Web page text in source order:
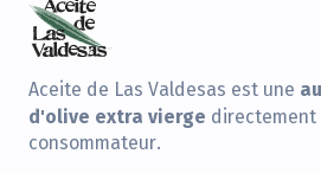
Aceite de Las Valdesas est une
d'olive extra vierge
consommateur.